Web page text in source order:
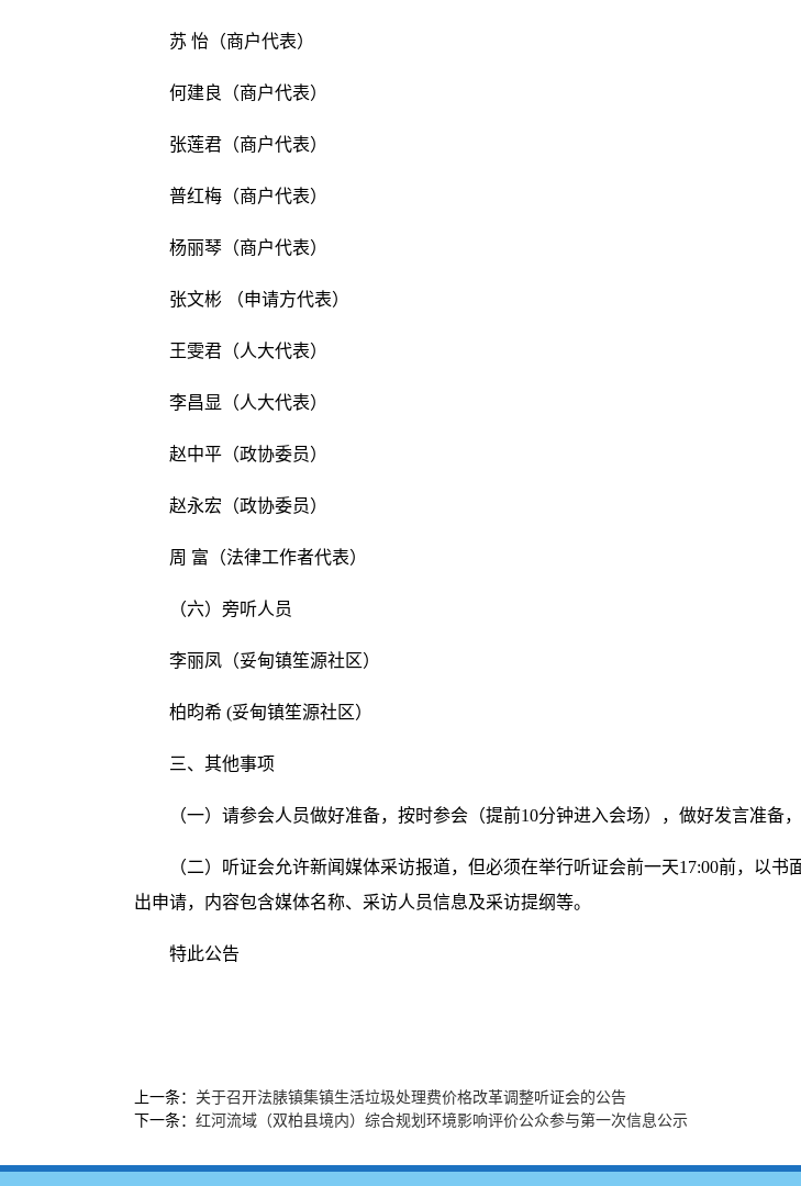
苏 怡（商户代表）
何建良（商户代表）
张莲君（商户代表）
普红梅（商户代表）
杨丽琴（商户代表）
张文彬 （申请方代表）
王雯君（人大代表）
李昌显（人大代表）
赵中平（政协委员）
赵永宏（政协委员）
周 富（法律工作者代表）
（六）旁听人员
李丽凤（妥甸镇笙源社区）
柏昀希 (妥甸镇笙源社区）
三、其他事项
（一）请参会人员做好准备，按时参会（提前10分钟进入会场），做好发言准备
（二）听证会允许新闻媒体采访报道，但必须在举行听证会前一天17:00前，以
出申请，内容包含媒体名称、采访人员信息及采访提纲等。
特此公告
上一条： 关于召开法脿镇集镇生活垃圾处理费价格改革调整听证会的公告
下一条： 红河流域（双柏县境内）综合规划环境影响评价公众参与第一次信息公示